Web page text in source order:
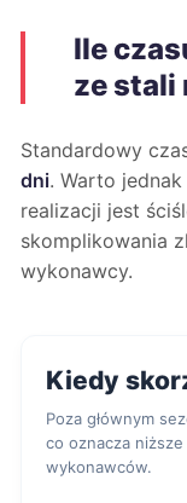
Ile
ze stali
Standardowy
dni. Warto
realizacji jest
skomplikowania
wykonawcy.
Kiedy
Poza głównym
co oznacza
wykonawców.